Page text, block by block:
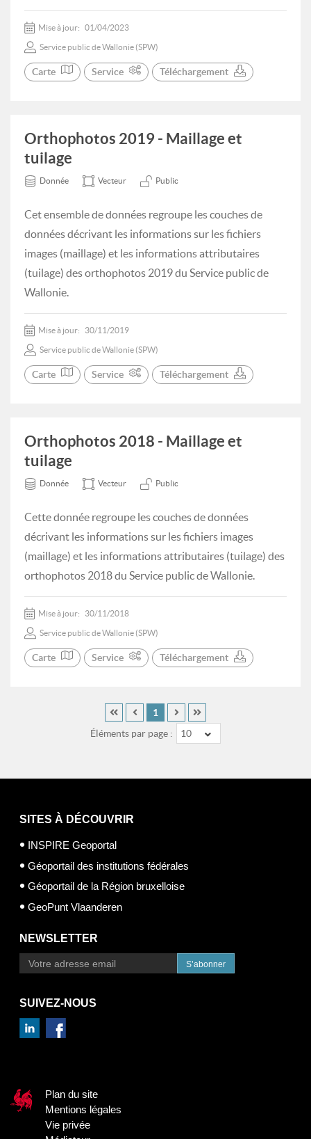
Mise à jour: 01/04/2023
Service public de Wallonie (SPW)
Carte Service Téléchargement
Orthophotos 2019 - Maillage et
tuilage
Donnée Vecteur Public
Cet ensemble de données regroupe les couches de
données décrivant les informations sur les fichiers
images (maillage) et les informations attributaires
(tuilage) des orthophotos 2019 du Service public de
Wallonie.
Mise à jour: 30/11/2019
Service public de Wallonie (SPW)
Carte Service Téléchargement
Orthophotos 2018 - Maillage et
tuilage
Donnée Vecteur Public
Cette donnée regroupe les couches de données
décrivant les informations sur les fichiers images
(maillage) et les informations attributaires (tuilage) des
orthophotos 2018 du Service public de Wallonie.
Mise à jour: 30/11/2018
Service public de Wallonie (SPW)
Carte Service Téléchargement
Éléments par page : 10
1
SITES À DÉCOUVRIR
INSPIRE Geoportal
Géoportail des institutions fédérales
Géoportail de la Région bruxelloise
GeoPunt Vlaanderen
NEWSLETTER
S’abonner
SUIVEZ-NOUS
Plan du site
Mentions légales
Vie privée